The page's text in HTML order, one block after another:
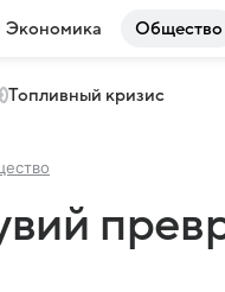
Экономика Общество
Топливный кризис